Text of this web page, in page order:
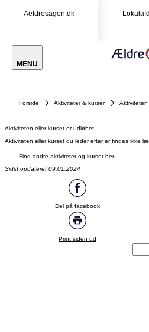
Aeldresagen.dk
MENU
Forside Aktiviteter & kurser
Aktiviteten eller kurset er udløbet
Aktiviteten eller kurset du leder efter er findes ikke
Find andre aktiviteter og kurser her
Sidst opdateret 09.01.2024
Del på facebook
Print siden ud